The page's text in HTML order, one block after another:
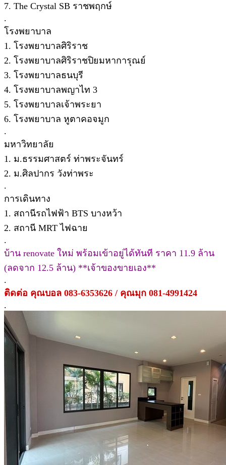
7. The Crystal SB ราชพฤกษ์
.
โรงพยาบาล
1. โรงพยาบาลศิริราช
2. โรงพยาบาลศิริราชปิยมหาการุณย์
3. โรงพยาบาลธนบุรี
4. โรงพยาบาลพญาไท 3
5. โรงพยาบาลเจ้าพระยา
6. โรงพยาบาล หูตาคอจมูก
.
มหาวิทยาลัย
1. ม.ธรรมศาสตร์ ท่าพระจันทร์
2. ม.ศิลปากร วังท่าพระ
.
การเดินทาง
1. สถานีรถไฟฟ้า BTS บางหว้า
2. สถานี MRT ไฟฉาย
.
บ้าน renovate ใหม่ พร้อมเข้าอยู่ได้ทันที ราคา 11.9 ล้าน
(ลดจาก 12.5 ล้าน) **เจ้าของขายเอง**
.
ติดต่อ คุณบอล 083-6353626 / คุณมุก 081-4991424
.